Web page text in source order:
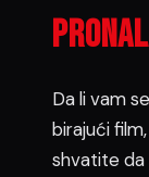
Da li vam
birajući
shvatite da